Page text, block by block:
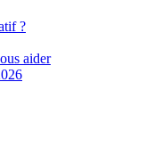
?
aider